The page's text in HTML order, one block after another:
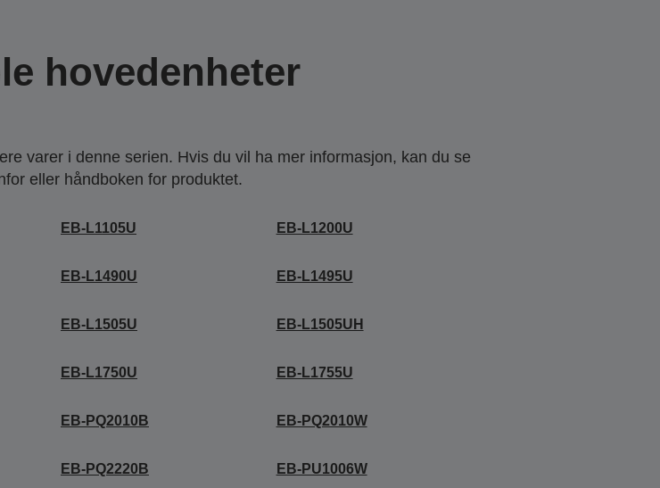
hovedenheter
varer i denne serien. Hvis du vil ha mer informasjon, kan du se
eller håndboken for produktet.
EB-L1105U EB-L1200U
EB-L1490U EB-L1495U
EB-L1505U EB-L1505UH
EB-L1750U EB-L1755U
EB-PQ2010B EB-PQ2010W
EB-PQ2220B EB-PU1006W